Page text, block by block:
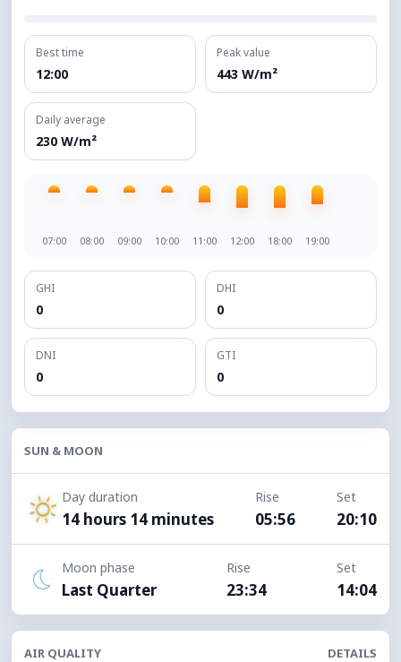
Best time
12:00
Peak value
443 W/m²
Daily average
230 W/m²
07:00 08:00 09:00 10:00 11:00 12:00 18:00 19:00
GHI
0
DHI
0
DNI
0
GTI
0
SUN & MOON
Day duration
14 hours 14 minutes
Rise
05:56
Set
20:10
Moon phase
Last Quarter
Rise
23:34
Set
14:04
AIR QUALITY DETAILS